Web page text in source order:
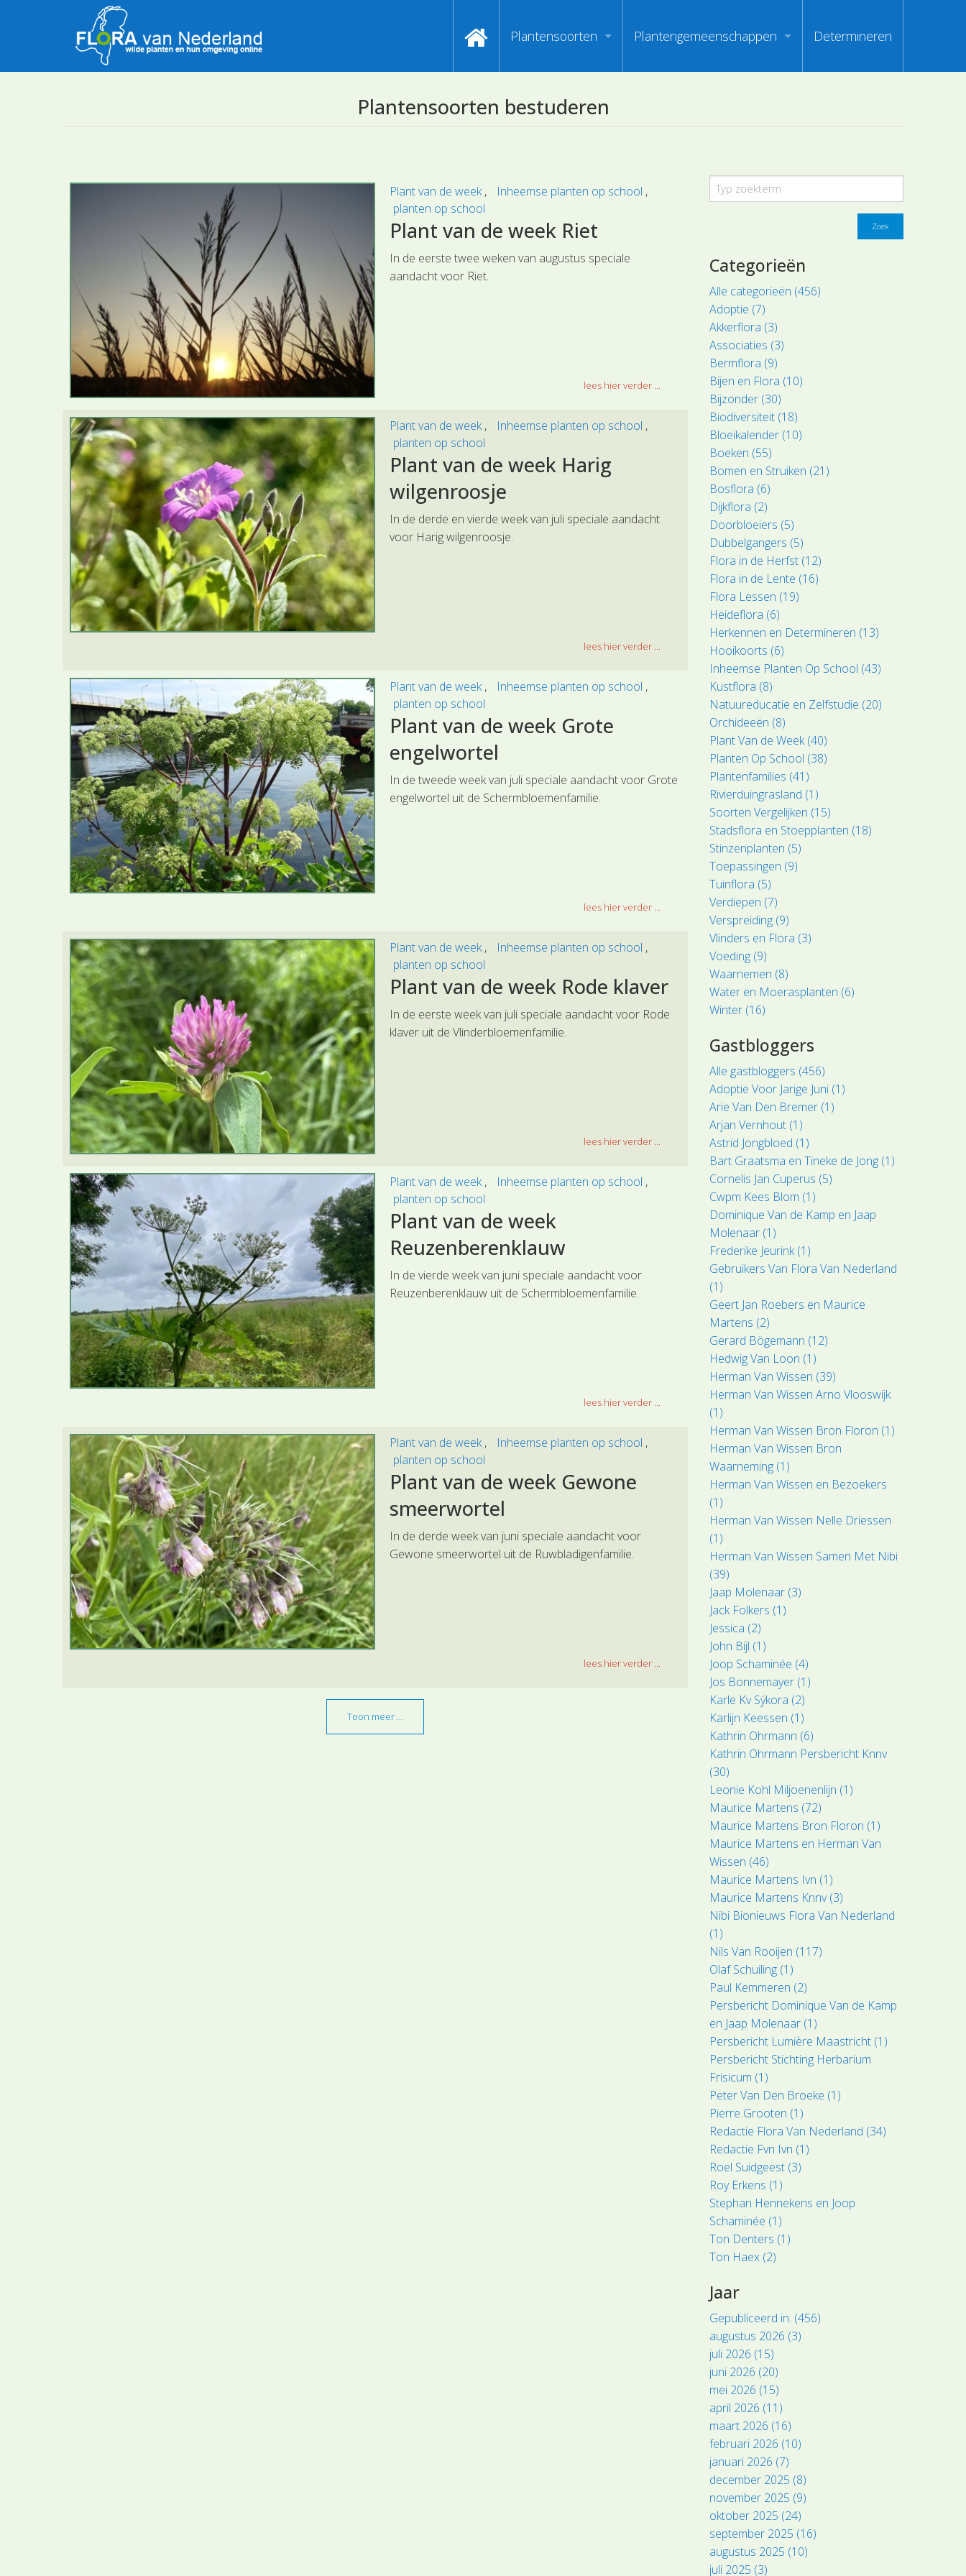
Plantensoorten
Index van plantenpaspoorten
Maanden van begin bloei
Kijken naar kenmerken
Plantengemeenschappen Determineren
Plantensoorten bestuderen
Plant van de week
Inheemse planten op school
planten op school
Plant van de week Riet
In de eerste twee weken van augustus speciale
aandacht voor Riet.
lees hier verder ...
Plant van de week
Inheemse planten op school
planten op school
Plant van de week Harig
wilgenroosje
In de derde en vierde week van juli speciale aandacht
voor Harig wilgenroosje.
lees hier verder ...
Plant van de week
Inheemse planten op school
planten op school
Plant van de week Grote
engelwortel
In de tweede week van juli speciale aandacht voor Grote
engelwortel uit de Schermbloemenfamilie.
lees hier verder ...
Plant van de week
Inheemse planten op school
planten op school
Plant van de week Rode klaver
In de eerste week van juli speciale aandacht voor Rode
klaver uit de Vlinderbloemenfamilie.
lees hier verder ...
Plant van de week
Inheemse planten op school
planten op school
Plant van de week
Reuzenberenklauw
In de vierde week van juni speciale aandacht voor
Reuzenberenklauw uit de Schermbloemenfamilie.
lees hier verder ...
Plant van de week
Inheemse planten op school
planten op school
Plant van de week Gewone
smeerwortel
In de derde week van juni speciale aandacht voor
Gewone smeerwortel uit de Ruwbladigenfamilie.
lees hier verder ...
Toon meer ...
Zoek
Categorieën
Alle categorieën (456)
Adoptie (7)
Akkerflora (3)
Associaties (3)
Bermflora (9)
Bijen en Flora (10)
Bijzonder (30)
Biodiversiteit (18)
Bloeikalender (10)
Boeken (55)
Bomen en Struiken (21)
Bosflora (6)
Dijkflora (2)
Doorbloeiers (5)
Dubbelgangers (5)
Flora in de Herfst (12)
Flora in de Lente (16)
Flora Lessen (19)
Heideflora (6)
Herkennen en Determineren (13)
Hooikoorts (6)
Inheemse Planten Op School (43)
Kustflora (8)
Natuureducatie en Zelfstudie (20)
Orchideeën (8)
Plant Van de Week (40)
Planten Op School (38)
Plantenfamilies (41)
Rivierduingrasland (1)
Soorten Vergelijken (15)
Stadsflora en Stoepplanten (18)
Stinzenplanten (5)
Toepassingen (9)
Tuinflora (5)
Verdiepen (7)
Verspreiding (9)
Vlinders en Flora (3)
Voeding (9)
Waarnemen (8)
Water en Moerasplanten (6)
Winter (16)
Gastbloggers
Alle gastbloggers (456)
Adoptie Voor Jarige Juni (1)
Arie Van Den Bremer (1)
Arjan Vernhout (1)
Astrid Jongbloed (1)
Bart Graatsma en Tineke de Jong (1)
Cornelis Jan Cuperus (5)
Cwpm Kees Blom (1)
Dominique Van de Kamp en Jaap
Molenaar (1)
Frederike Jeurink (1)
Gebruikers Van Flora Van Nederland
(1)
Geert Jan Roebers en Maurice
Martens (2)
Gerard Bögemann (12)
Hedwig Van Loon (1)
Herman Van Wissen (39)
Herman Van Wissen Arno Vlooswijk
(1)
Herman Van Wissen Bron Floron (1)
Herman Van Wissen Bron
Waarneming (1)
Herman Van Wissen en Bezoekers
(1)
Herman Van Wissen Nelle Driessen
(1)
Herman Van Wissen Samen Met Nibi
(39)
Jaap Molenaar (3)
Jack Folkers (1)
Jessica (2)
John Bijl (1)
Joop Schaminée (4)
Jos Bonnemayer (1)
Karle Kv Sýkora (2)
Karlijn Keessen (1)
Kathrin Ohrmann (6)
Kathrin Ohrmann Persbericht Knnv
(30)
Leonie Kohl Miljoenenlijn (1)
Maurice Martens (72)
Maurice Martens Bron Floron (1)
Maurice Martens en Herman Van
Wissen (46)
Maurice Martens Ivn (1)
Maurice Martens Knnv (3)
Nibi Bionieuws Flora Van Nederland
(1)
Nils Van Rooijen (117)
Olaf Schuiling (1)
Paul Kemmeren (2)
Persbericht Dominique Van de Kamp
en Jaap Molenaar (1)
Persbericht Lumière Maastricht (1)
Persbericht Stichting Herbarium
Frisicum (1)
Peter Van Den Broeke (1)
Pierre Grooten (1)
Redactie Flora Van Nederland (34)
Redactie Fvn Ivn (1)
Roel Suidgeest (3)
Roy Erkens (1)
Stephan Hennekens en Joop
Schaminée (1)
Ton Denters (1)
Ton Haex (2)
Jaar
Gepubliceerd in: (456)
augustus 2026 (3)
juli 2026 (15)
juni 2026 (20)
mei 2026 (15)
april 2026 (11)
maart 2026 (16)
februari 2026 (10)
januari 2026 (7)
december 2025 (8)
november 2025 (9)
oktober 2025 (24)
september 2025 (16)
augustus 2025 (10)
juli 2025 (3)